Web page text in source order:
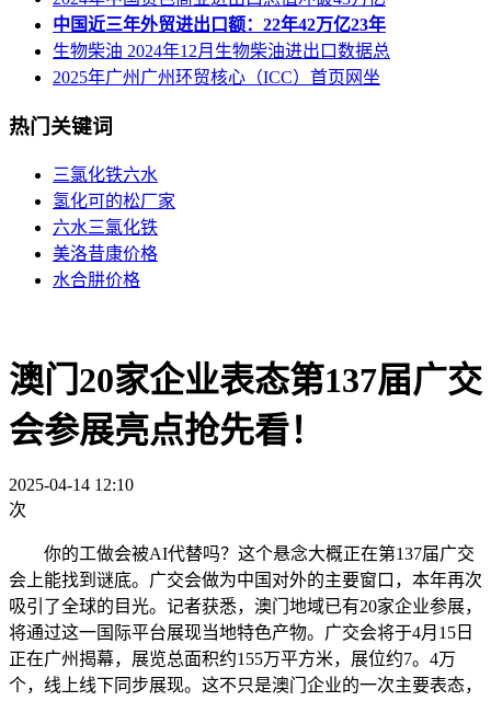
中国近三年外贸进出口额：22年42万亿23年
生物柴油 2024年12月生物柴油进出口数据总
2025年广州广州环贸核心（ICC）首页网坐
热门关键词
三氯化铁六水
氢化可的松厂家
六水三氯化铁
美洛昔康价格
水合肼价格
澳门20家企业表态第137届广交
会参展亮点抢先看！
2025-04-14 12:10
次
你的工做会被AI代替吗？这个悬念大概正在第137届广交
会上能找到谜底。广交会做为中国对外的主要窗口，本年再次
吸引了全球的目光。记者获悉，澳门地域已有20家企业参展，
将通过这一国际平台展现当地特色产物。广交会将于4月15日
正在广州揭幕，展览总面积约155万平方米，展位约7。4万
个，线上线下同步展现。这不只是澳门企业的一次主要表态，